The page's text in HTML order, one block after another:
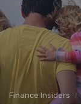
Finance Insiders